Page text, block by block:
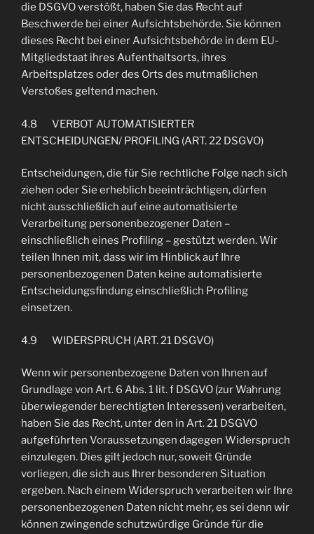
die DSGVO verstößt, haben Sie das Recht auf
Beschwerde bei einer Aufsichtsbehörde. Sie können
dieses Recht bei einer Aufsichtsbehörde in dem EU-
Mitgliedstaat ihres Aufenthaltsorts, ihres
Arbeitsplatzes oder des Orts des mutmaßlichen
Verstoßes geltend machen.
4.8 VERBOT AUTOMATISIERTER
ENTSCHEIDUNGEN/ PROFILING (ART. 22 DSGVO)
Entscheidungen, die für Sie rechtliche Folge nach sich
ziehen oder Sie erheblich beeinträchtigen, dürfen
nicht ausschließlich auf eine automatisierte
Verarbeitung personenbezogener Daten –
einschließlich eines Profiling – gestützt werden. Wir
teilen Ihnen mit, dass wir im Hinblick auf Ihre
personenbezogenen Daten keine automatisierte
Entscheidungsfindung einschließlich Profiling
einsetzen.
4.9 WIDERSPRUCH (ART. 21 DSGVO)
Wenn wir personenbezogene Daten von Ihnen auf
Grundlage von Art. 6 Abs. 1 lit. f DSGVO (zur Wahrung
überwiegender berechtigten Interessen) verarbeiten,
haben Sie das Recht, unter den in Art. 21 DSGVO
aufgeführten Voraussetzungen dagegen Widerspruch
einzulegen. Dies gilt jedoch nur, soweit Gründe
vorliegen, die sich aus Ihrer besonderen Situation
ergeben. Nach einem Widerspruch verarbeiten wir Ihre
personenbezogenen Daten nicht mehr, es sei denn wir
können zwingende schutzwürdige Gründe für die